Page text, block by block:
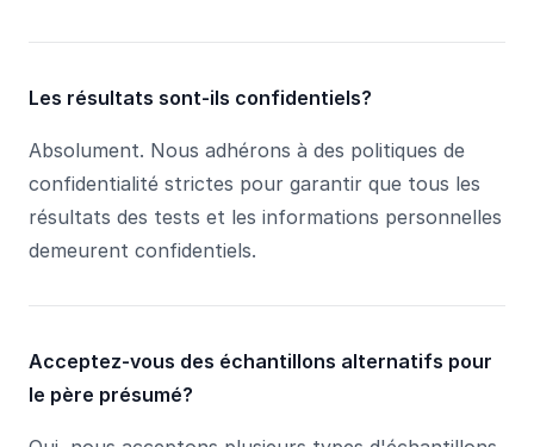
Les résultats sont-ils confidentiels?
Absolument. Nous adhérons à des politiques de
confidentialité strictes pour garantir que tous les
résultats des tests et les informations personnelles
demeurent confidentiels.
Acceptez-vous des échantillons alternatifs pour
le père présumé?